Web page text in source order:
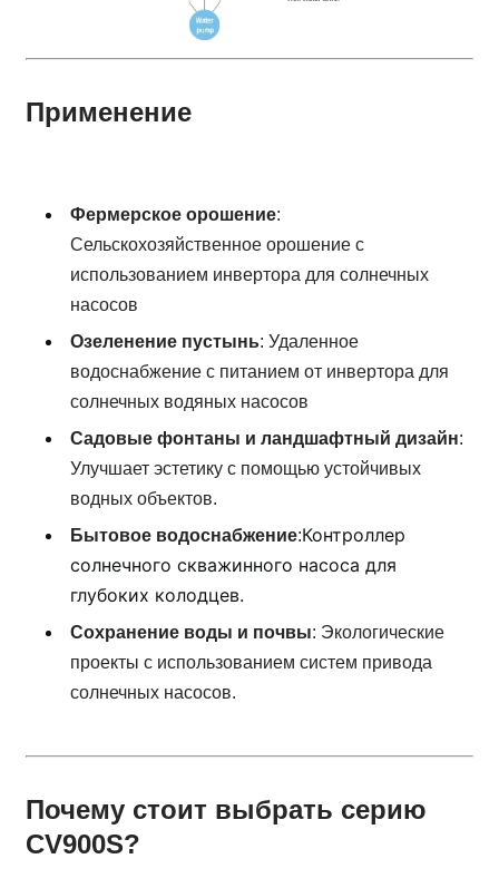
Применение
Фермерское орошение:
Сельскохозяйственное орошение с
использованием инвертора для солнечных
насосов
Озеленение пустынь: Удаленное
водоснабжение с питанием от инвертора для
солнечных водяных насосов
Садовые фонтаны и ландшафтный дизайн:
Улучшает эстетику с помощью устойчивых
водных объектов.
Бытовое водоснабжение:Контроллер
солнечного скважинного насоса для
глубоких колодцев.
Сохранение воды и почвы: Экологические
проекты с использованием систем привода
солнечных насосов.
Почему стоит выбрать серию
CV900S?